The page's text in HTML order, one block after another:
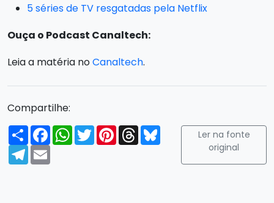
5 séries de TV resgatadas pela Netflix
Ouça o Podcast Canaltech:
Leia a matéria noCanaltech.
Compartilhe:
Compartilhar
FacebookWhatsApp
TwitterPinterest
ThreadsBluesky
Telegram
Email
Ler na fonte
original